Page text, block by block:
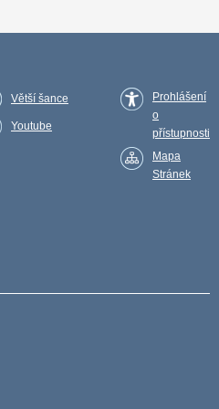
Větší šance
Youtube
Prohlášení
o
přístupnosti
Mapa
Stránek